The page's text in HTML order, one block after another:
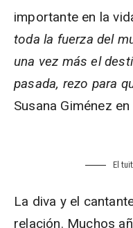
importante en la
toda la fuerza del
una vez más el
pasada, rezo para
Susana Giménez
El tuit
La diva y el
relación. Muchos